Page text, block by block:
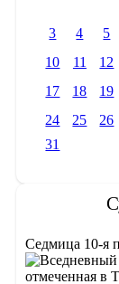
3
4 5
10
11 12
17
18 19
24
25 26
31
Седмица 10-я